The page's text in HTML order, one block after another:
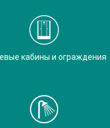
кабины и ограждения